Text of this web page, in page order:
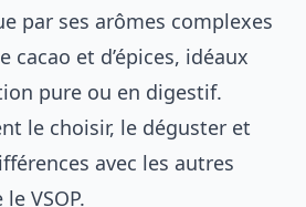
par ses arômes complexes
cacao et d’épices, idéaux
pure ou en digestif.
le choisir, le déguster et
avec les autres
VSOP.